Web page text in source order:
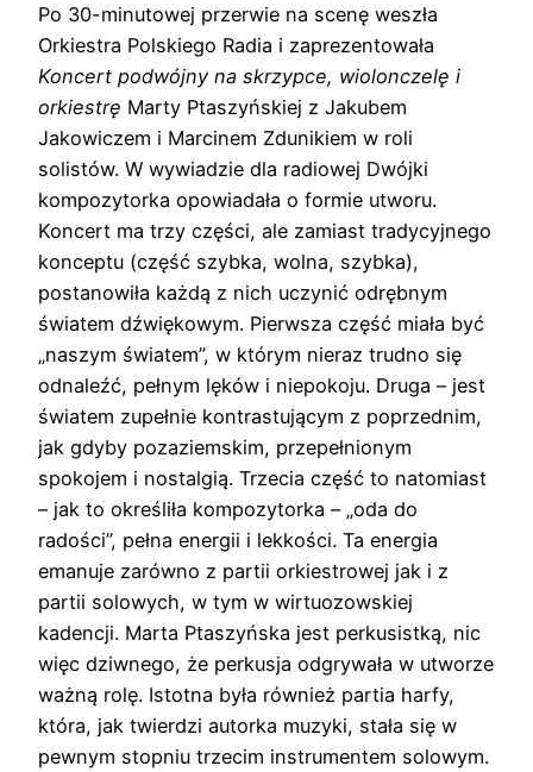
Po 30-minutowej przerwie na scenę weszła
Orkiestra Polskiego Radia i zaprezentowała
Koncert podwójny na skrzypce, wiolonczelę i
orkiestrę Marty Ptaszyńskiej z Jakubem
Jakowiczem i Marcinem Zdunikiem w roli
solistów. W wywiadzie dla radiowej Dwójki
kompozytorka opowiadała o formie utworu.
Koncert ma trzy części, ale zamiast tradycyjnego
konceptu (część szybka, wolna, szybka),
postanowiła każdą z nich uczynić odrębnym
światem dźwiękowym. Pierwsza część miała być
„naszym światem”, w którym nieraz trudno się
odnaleźć, pełnym lęków i niepokoju. Druga – jest
światem zupełnie kontrastującym z poprzednim,
jak gdyby pozaziemskim, przepełnionym
spokojem i nostalgią. Trzecia część to natomiast
– jak to określiła kompozytorka – „oda do
radości”, pełna energii i lekkości. Ta energia
emanuje zarówno z partii orkiestrowej jak i z
partii solowych, w tym w wirtuozowskiej
kadencji. Marta Ptaszyńska jest perkusistką, nic
więc dziwnego, że perkusja odgrywała w utworze
ważną rolę. Istotna była również partia harfy,
która, jak twierdzi autorka muzyki, stała się w
pewnym stopniu trzecim instrumentem solowym.